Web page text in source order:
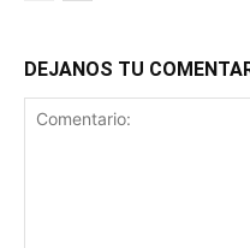
DEJANOS TU